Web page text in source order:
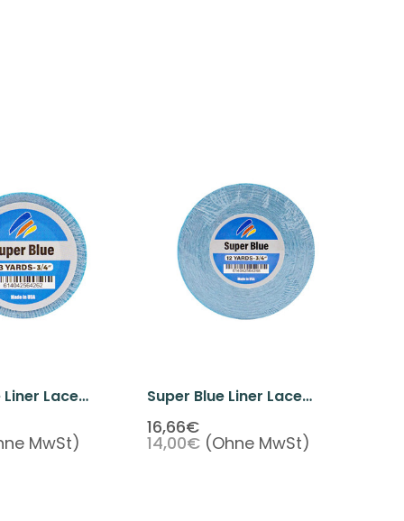
Liner Lace
MwSt)
Super Blue Liner Lace
Front Tape 3/4" X 12 Yards
16,66€
14,00€ (Ohne MwSt)